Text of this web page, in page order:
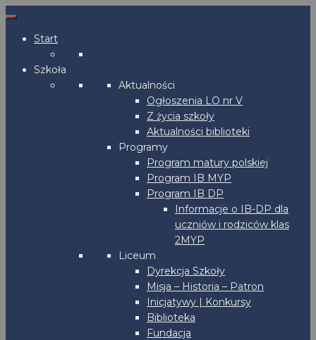
Start
Szkoła
Aktualności
Ogłoszenia LO nr V
Z życia szkoły
Aktualności biblioteki
Programy
Program matury polskiej
Program IB MYP
Program IB DP
Informacje o IB-DP dla
uczniów i rodziców klas
2MYP
Liceum
Dyrekcja Szkoły
Misja – Historia – Patron
Inicjatywy | Konkursy
Biblioteka
Fundacja